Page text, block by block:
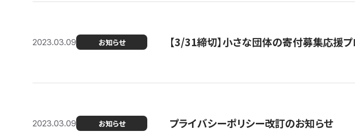
2023.03.09 お知らせ 【3/31締切】小さな団体の寄付募集応援
2023.03.09 お知らせ プライバシーポリシー改訂のお知らせ